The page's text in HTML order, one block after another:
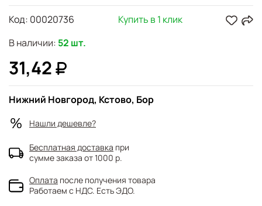
В наличии: 52 шт.
31,42
Код: 00020736 Купить в 1 клик
Нижний Новгород, Кстово, Бор
Нашли дешевле?
Бесплатная доставка при
сумме заказа от 1000 р.
Оплата после получения товара
Работаем с НДС. Есть ЭДО.